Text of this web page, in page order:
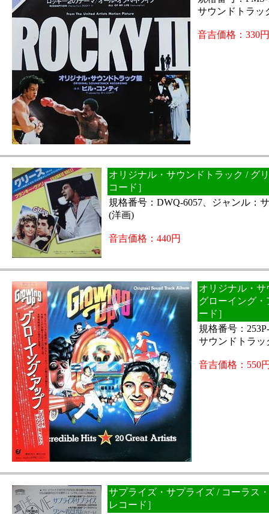
サウンドトラッ
音吉価格：330円
オリジナル・サウンドトラック / グ
コード］
規格番号：DWQ-6057、ジャンル：
(洋画)
音吉価格：440円
オリジナル・
グローイング
ード］
規格番号：
サウンドトラッ
音吉価格：550
サプライズ・サプライズ / コーラス
レコード］